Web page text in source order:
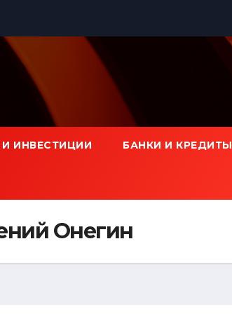
И ИНВЕСТИЦИИ БАНКИ И КРЕДИТЫ
Онегин